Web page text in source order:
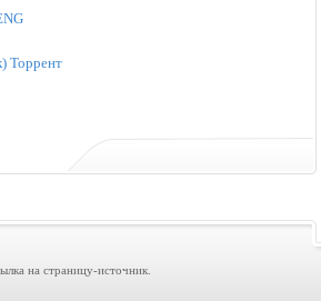
Торрент
на страницу-источник.